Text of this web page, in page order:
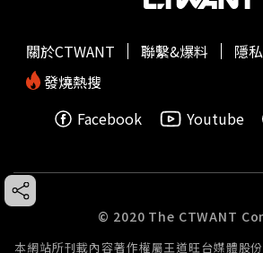
關於CTWANT 聯繫&爆料
隱
發燒熱搜
Facebook
Youtube
© 2020 The CTWANT
本網站所刊載內容著作權屬王道旺台媒體股